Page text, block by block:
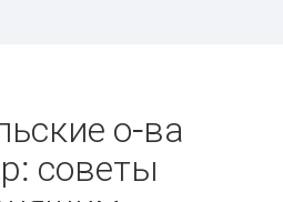
о-ва
советы